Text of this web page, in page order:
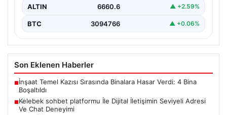
ALTIN 6660.6 ▲ +2.59%
BTC 3094766 ▲ +0.06%
Son Eklenen Haberler
■İnşaat Temel Kazısı Sırasında Binalara Hasar Verdi: 4 Bina
Boşaltıldı
■Kelebek sohbet platformu İle Dijital İletişimin Seviyeli Adresi
Ve Chat Deneyimi